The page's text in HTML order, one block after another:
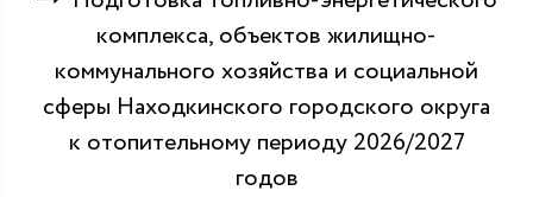
комплекса, объектов жилищно-
коммунального хозяйства и социальной
сферы Находкинского городского округа
к отопительному периоду 2026/2027
годов